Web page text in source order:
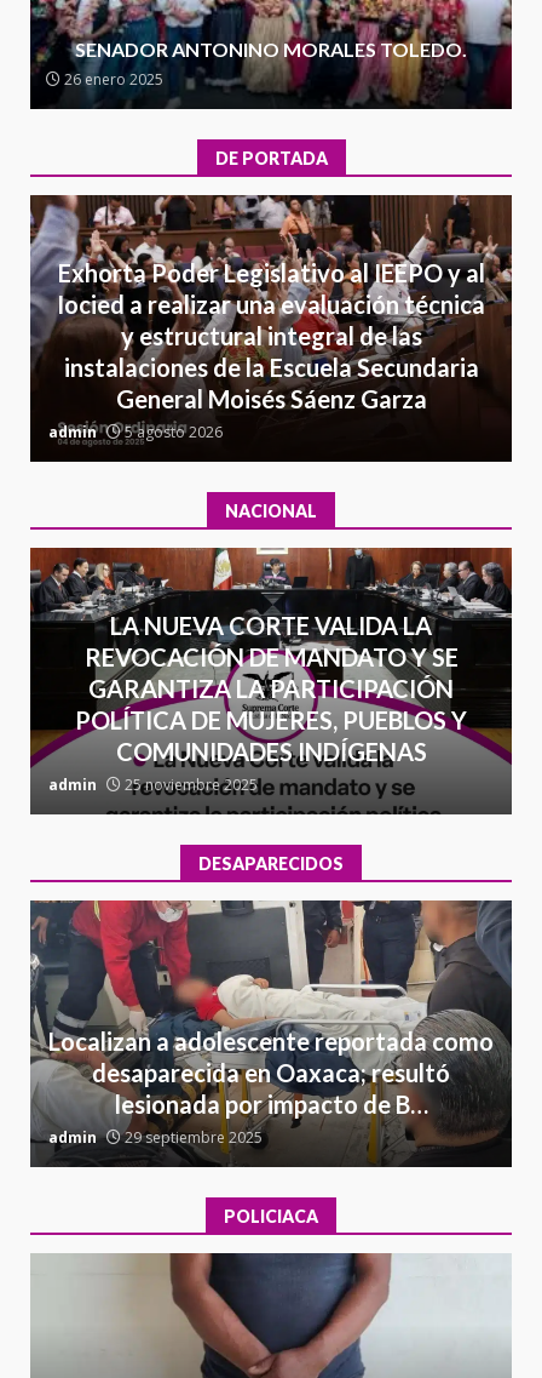
5
Juan Mazatlán
20 julio 2026
6
de Juárez caso de maltrato
animal tras denuncia ciudadana
16 julio 2026
Detienen a Ernesto Ruffo en Baja
California; FGR lo investiga por
presuntos delitos de
delincuencia organizada y
contrabando
16 julio 2026
SENADOR ANTONINO MORALES TOLEDO.
26 enero 2025
DE PORTADA
Exhorta Poder Legislativo al IEEPO y al
Iocied a realizar una evaluación técnica
y estructural integral de las
instalaciones de la Escuela Secundaria
General Moisés Sáenz Garza
admin 5 agosto 2026
NACIONAL
LA NUEVA CORTE VALIDA LA
REVOCACIÓN DE MANDATO Y SE
GARANTIZA LA PARTICIPACIÓN
POLÍTICA DE MUJERES, PUEBLOS Y
COMUNIDADES INDÍGENAS
admin 25 noviembre 2025
DESAPARECIDOS
Localizan a adolescente reportada como
desaparecida en Oaxaca; resultó
lesionada por impacto de B…
admin 29 septiembre 2025
POLICIACA